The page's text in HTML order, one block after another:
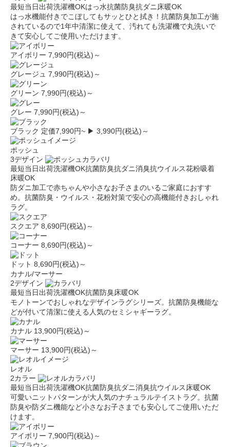
最短当日出荷洗濯機OKはっ水抗菌防臭抗ダニ 床暖OK
はっ水機能付きでこぼしてもサッとひと拭き！抗菌防臭加工が施
されているので1年中清潔に使えて、汚れても洗濯機で丸洗いで
きて安心してご使用いただけます。
アイボリー 7,990円(税込)～
グレージュ 7,990円(税込)～
グリーン 7,990円(税込)～
グレー 7,990円(税込)～
ブラック 定価7,990円~ ▶ 3,990円(税込)～
ポッシュ
3デザイン
最短当日出荷洗濯機OK抗菌防臭抗ダニ消臭抗ウイルス花粉吸着
床暖OK
防ダニ加工で赤ちゃんや小さなお子さまのいるご家庭におすす
め。抗菌防臭・ウイルス・花粉対策で安心の高機能付きおしゃれ
ラグ。
スクエア 8,690円(税込)～
コーナー 8,690円(税込)～
ドット 8,690円(税込)～
カナル/マーサー
2デザイン
最短当日出荷洗濯機OK抗菌防臭床暖OK
モノトーンでおしゃれなデザインラグシリーズ。抗菌防臭機能な
どが付いて清潔に使える人気のセミシャギーラグ。
カナル 13,900円(税込)～
マーサー 13,900円(税込)～
レオル
2カラー
最短当日出荷洗濯機OK抗菌防臭抗ダニ消臭抗ウイルス 床暖OK
可愛いニットパターンが大人気のナチュラルテイストラグ。抗菌
防臭や防ダニ機能など小さなお子さまでも安心してご使用いただ
けます。
アイボリー 7,900円(税込)～